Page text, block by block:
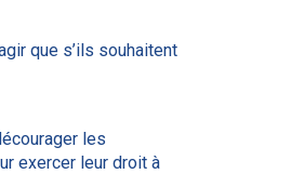
que s’ils souhaitent
les
exercer leur droit à